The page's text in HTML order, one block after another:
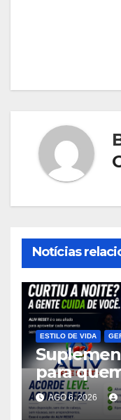
Notícias
ESTILO DE VIDA
para
alcoólicas
mercado
AGO 6, 2026